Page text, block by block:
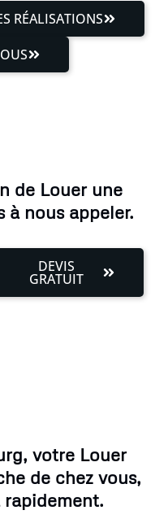
RÉALISATIONS
de Louer une
à nous appeler.
DEVIS
GRATUIT
votre Louer
de chez vous,
rapidement.